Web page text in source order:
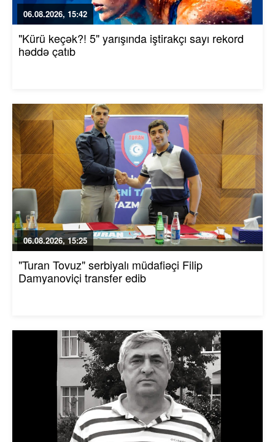
06.08.2026, 15:42
"Kürü keçək?! 5" yarışında iştirakçı sayı rekord
həddə çatıb
06.08.2026, 15:25
"Turan Tovuz" serbiyalı müdafiəçi Filip
Damyanoviçi transfer edib